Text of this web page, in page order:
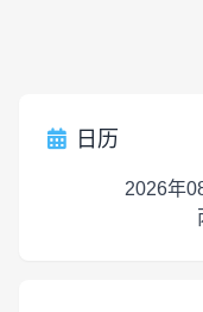
日历
2026年